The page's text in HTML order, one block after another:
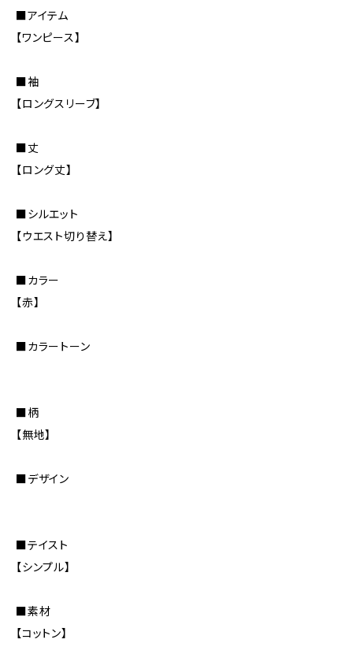
■アイテム
【ワンピース】
■袖
【ロングスリーブ】
■丈
【ロング丈】
■シルエット
【ウエスト切り替え】
■カラー
【赤】
■カラートーン
■柄
【無地】
■デザイン
■テイスト
【シンプル】
■素材
【コットン】